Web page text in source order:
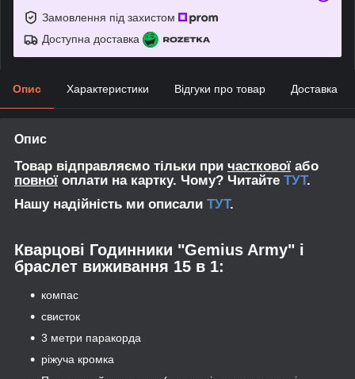
Замовлення під захистом
Доступна доставка
Опис Характеристики Відгуки про товар Доставка
Опис
Товар відправляємо тільки при часткової або
повної оплати на картку. Чому? Читайте ТУТ.
Нашу надійність ми описали ТУТ.
Кварцові Годинники "Gemius Army" і
браслет виживання 15 в 1:
компас
свисток
3 метри паракорда
ріжуча кромка